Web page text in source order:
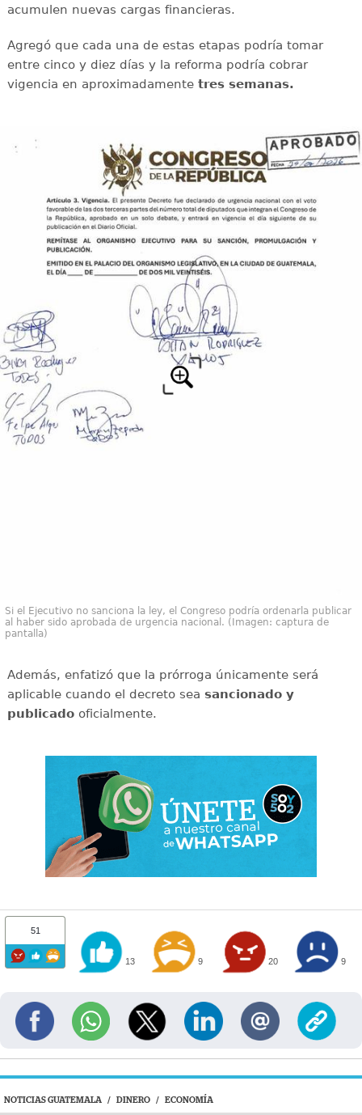
acumulen nuevas cargas financieras.
Agregó que cada una de estas etapas podría tomar
entre cinco y diez días y la reforma podría cobrar
vigencia en aproximadamente tres semanas.
Si el Ejecutivo no sanciona la ley, el Congreso podría ordenarla publicar
al haber sido aprobada de urgencia nacional. (Imagen: captura de
pantalla)
Además, enfatizó que la prórroga únicamente será
aplicable cuando el decreto sea sancionado y
publicadooficialmente.
51
13 9 20 9
NOTICIAS GUATEMALA / DINERO / ECONOMÍA